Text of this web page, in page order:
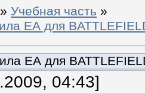
» Учебная часть »
ЕА для
ЕА для
04:43]